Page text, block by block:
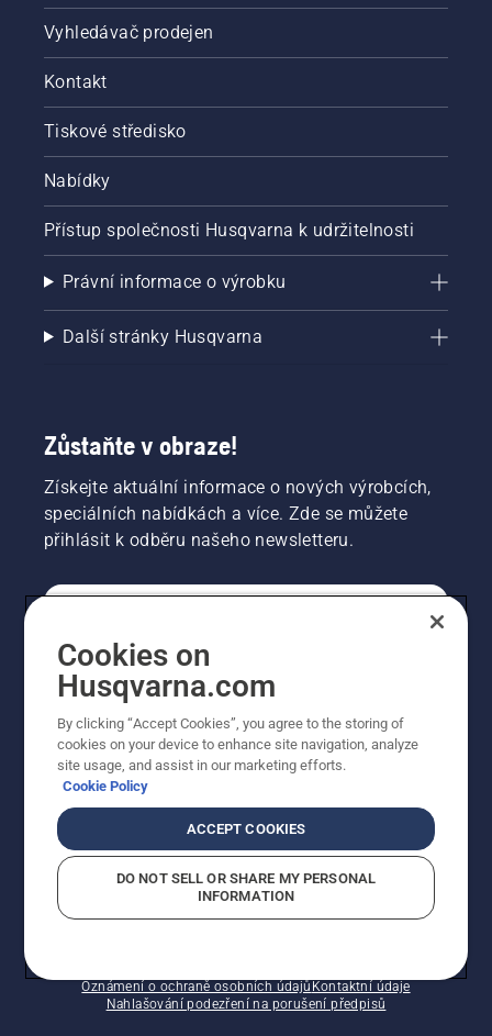
Vyhledávač prodejen
Kontakt
Tiskové středisko
Nabídky
Přístup společnosti Husqvarna k udržitelnosti
Právní informace o výrobku
Další stránky Husqvarna
Zůstaňte v obraze!
Získejte aktuální informace o nových výrobcích,
speciálních nabídkách a více. Zde se můžete
přihlásit k odběru našeho newsletteru.
PROFESIONÁLNÍ
Oznámení o ochraně osobních údajů Kontaktní údaje
Nahlašování podezření na porušení předpisů
Cookies on
Husqvarna.com
By clicking “Accept Cookies”, you agree to the storing of
cookies on your device to enhance site navigation, analyze
site usage, and assist in our marketing efforts.
Cookie Policy
ACCEPT COOKIES
DO NOT SELL OR SHARE MY PERSONAL
INFORMATION